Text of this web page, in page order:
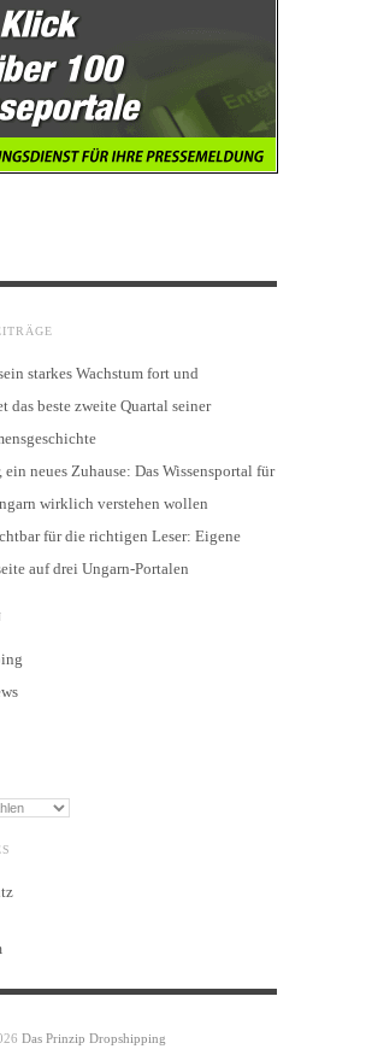
starkes Wachstum fort und
das beste zweite Quartal seiner
ein neues Zuhause: Das Wissensportal für
wirklich verstehen wollen
für die richtigen Leser: Eigene
auf drei Ungarn-Portalen
Das Prinzip Dropshipping